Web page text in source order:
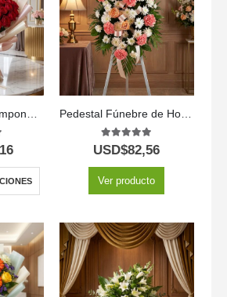
Bouquet PAOLA: Imponente Arreglo con 72 Espectaculares Rosas 🌹
5
Pedestal Fúnebre de Homenaje para Timoteo 🕊️
5.00 out of 5
USD$82,56
Ver producto